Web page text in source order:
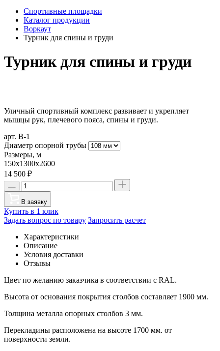
Спортивные площадки
Каталог продукции
Воркаут
Турник для спины и груди
Турник для спины и груди
Уличный спортивный комплекс развивает и укрепляет
мышцы рук, плечевого пояса, спины и груди.
арт. В-1
Диаметр опорной трубы
Размеры, м
150х1300х2600
14 500 ₽
В заявку
Купить в 1 клик
Задать вопрос по товару Запросить расчет
Характеристики
Описание
Условия доставки
Отзывы
Цвет по желанию заказчика в соответствии с RAL.
Высота от основания покрытия столбов составляет 1900 мм.
Толщина металла опорных столбов 3 мм.
Перекладины расположена на высоте 1700 мм. от
поверхности земли.